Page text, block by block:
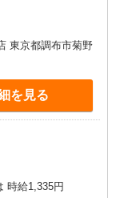
東京都調布市菊野
を見る
祝日は 時給1,335円